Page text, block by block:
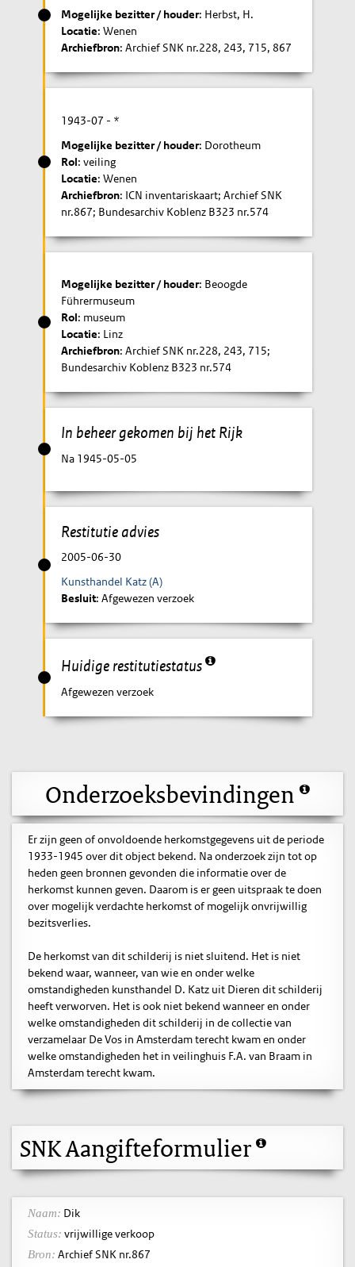
Mogelijke bezitter / houder: Herbst, H.
Locatie: Wenen
Archiefbron: Archief SNK nr.228, 243, 715, 867
1943-07 - *
Mogelijke bezitter / houder: Dorotheum
Rol: veiling
Locatie: Wenen
Archiefbron: ICN inventariskaart; Archief SNK
nr.867; Bundesarchiv Koblenz B323 nr.574
Mogelijke bezitter / houder: Beoogde
Führermuseum
Rol: museum
Locatie: Linz
Archiefbron: Archief SNK nr.228, 243, 715;
Bundesarchiv Koblenz B323 nr.574
In beheer gekomen bij het Rijk
Na 1945-05-05
Restitutie advies
2005-06-30
Kunsthandel Katz (A)
Besluit: Afgewezen verzoek
Huidige restitutiestatus
Afgewezen verzoek
Onderzoeksbevindingen
Er zijn geen of onvoldoende herkomstgegevens uit de periode
1933-1945 over dit object bekend. Na onderzoek zijn tot op
heden geen bronnen gevonden die informatie over de
herkomst kunnen geven. Daarom is er geen uitspraak te doen
over mogelijk verdachte herkomst of mogelijk onvrijwillig
bezitsverlies.
De herkomst van dit schilderij is niet sluitend. Het is niet
bekend waar, wanneer, van wie en onder welke
omstandigheden kunsthandel D. Katz uit Dieren dit schilderij
heeft verworven. Het is ook niet bekend wanneer en onder
welke omstandigheden dit schilderij in de collectie van
verzamelaar De Vos in Amsterdam terecht kwam en onder
welke omstandigheden het in veilinghuis F.A. van Braam in
Amsterdam terecht kwam.
SNK Aangifteformulier
Naam: Dik
Status: vrijwillige verkoop
Bron: Archief SNK nr.867